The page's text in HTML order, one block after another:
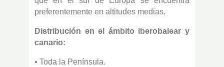
preferentemente en altitudes medias.
Distribución en el ámbito iberobalear y
canario:
• Toda la Península.